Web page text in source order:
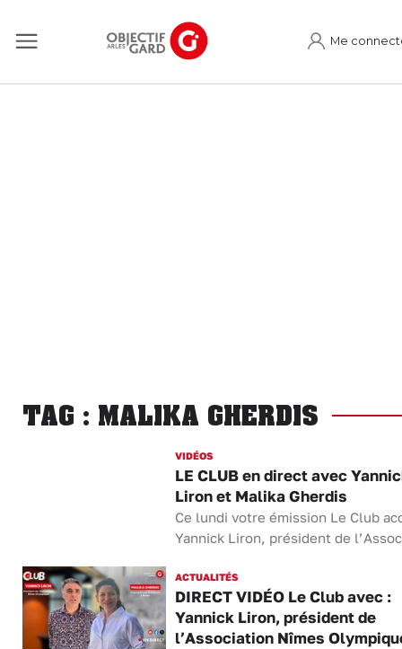
Me
TAG : MALIKA GHERDIS
VIDÉOS
LE CLUB en direct avec
Liron et Malika Gherdis
Ce lundi votre émission Le Club
Yannick Liron, président de
ACTUALITÉS
DIRECT VIDÉO Le Club avec :
Yannick Liron, président de
l’Association Nîmes